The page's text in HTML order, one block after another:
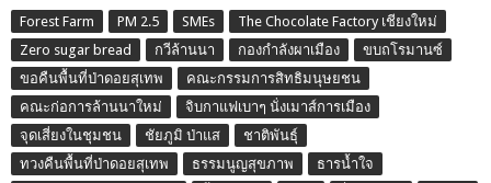
Forest Farm PM 2.5 SMEs
The Chocolate Factory เชียงใหม่
Zero sugar bread
กวีล้านนา กองกำลังผาเมือง
ขบถโรมานซ์
ขอคืนพื้นที่ป่าดอยสุเทพ
คณะกรรมการสิทธิมนุษยชน
คณะก่อการล้านนาใหม่
จิบกาแฟเบาๆ นั่งเมาส์การเมือง
จุดเสี่ยงในชุมชน
ชัยภูมิ ป่าแส
ชาติพันธุ์
ทวงคืนพื้นที่ป่าดอยสุเทพ
ธรรมนูญสุขภาพ
ธารน้ำใจ